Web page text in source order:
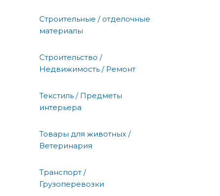
Строительные / отделочные
материалы
Строительство /
Недвижимость / Ремонт
Текстиль / Предметы
интерьера
Товары для животных /
Ветеринария
Транспорт /
Грузоперевозки